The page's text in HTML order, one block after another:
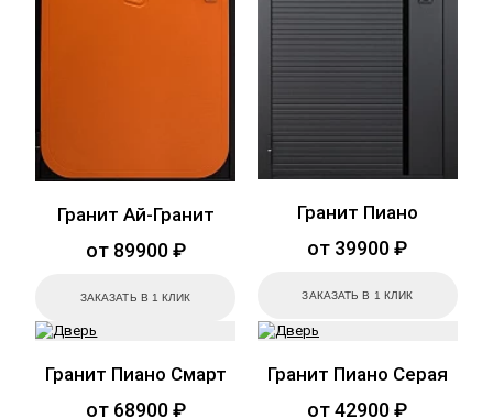
Гранит Ай-Гранит
от 89900 ₽
ЗАКАЗАТЬ В 1 КЛИК
Гранит Пиано
от 39900 ₽
ЗАКАЗАТЬ В 1 КЛИК
Гранит Пиано Смарт
от 68900 ₽
Гранит Пиано Серая
от 42900 ₽